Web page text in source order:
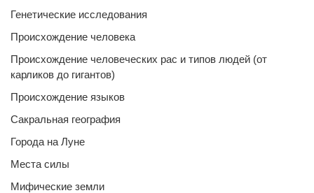
Генетические исследования
Происхождение человека
Происхождение человеческих рас и типов людей (от
карликов до гигантов)
Происхождение языков
Сакральная география
Города на Луне
Места силы
Мифические земли